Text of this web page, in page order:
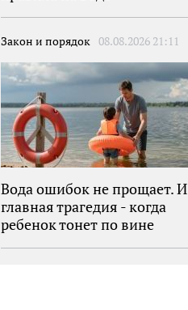
Закон и порядок 08.08.2026 21:11
Вода ошибок не прощает. И
главная трагедия - когда
ребенок тонет по вине